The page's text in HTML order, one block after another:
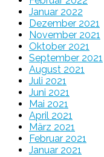
Januar 2022
Dezember 2021
November 2021
Oktober 2021
September 2021
August 2021
Juli 2021
Juni 2021
Mai 2021
April 2021
März 2021
Februar 2021
Januar 2021